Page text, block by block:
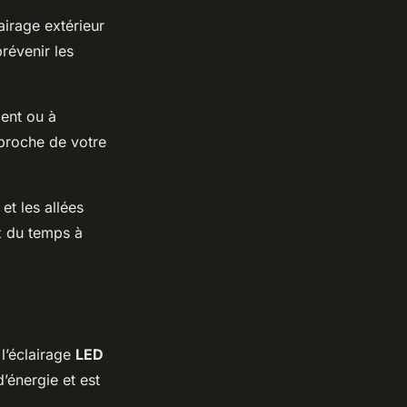
extérieur
les
ou à
de votre
les allées
du temps à
LED
et est